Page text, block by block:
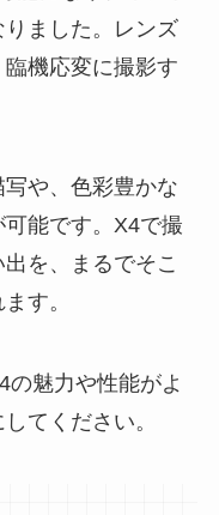
ました。レンズ
機応変に撮影す
や、色彩豊かな
能です。X4で撮
を、まるでそこ
す。
の魅力や性能がよ
てください。